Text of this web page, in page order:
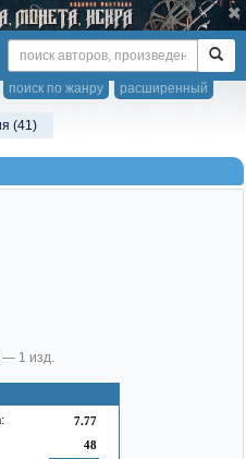
расширенный
поиск по жанру
(41)
7.77
48
— 1 изд.